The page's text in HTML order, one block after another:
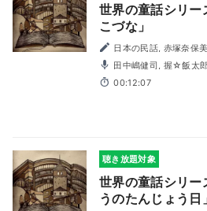
世界の童話シリ
こづな」
日本の民話, 赤塚奈保
子
00:12:07
聴き放題対象
世界の童話シリ
うのたんじょう日